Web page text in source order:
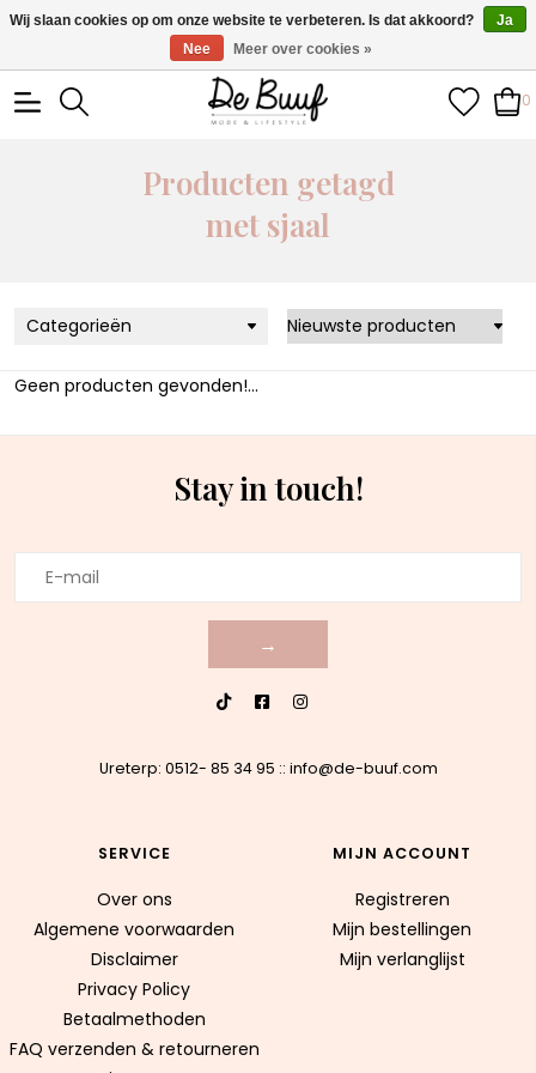
• Wekelijks nieuwe items • Gratis verzending >€100,- •
Verzonden binnen 1-3 werkdagen
0
Producten getagd
met sjaal
Categorieën
Geen producten gevonden!...
Stay in touch!
→
Ureterp: 0512- 85 34 95 :: info@de-buuf.com
SERVICE
Over ons
Algemene voorwaarden
Disclaimer
Privacy Policy
Betaalmethoden
FAQ verzenden & retourneren
MIJN ACCOUNT
Registreren
Mijn bestellingen
Mijn verlanglijst
Wij slaan cookies op om onze website te verbeteren. Is dat akkoord?
Ja
Nee
Meer over cookies »